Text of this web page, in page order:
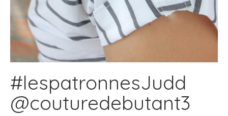
#lespatronnesJudd
@couturedebutant3